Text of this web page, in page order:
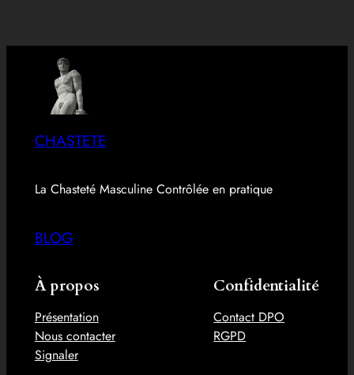
CHASTETE
La Chasteté Masculine Contrôlée en pratique
BLOG
À propos
Présentation
Nous contacter
Signaler
Confidentialité
Contact DPO
RGPD